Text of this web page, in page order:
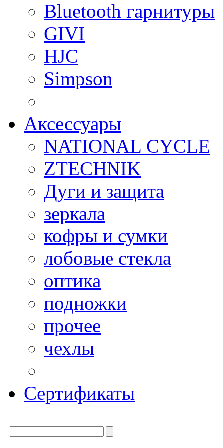
Bluetooth гарнитуры
GIVI
HJC
Simpson
Аксессуары
NATIONAL CYCLE
ZTECHNIK
Дуги и защита
зеркала
кофры и сумки
лобовые стекла
оптика
подножки
прочее
чехлы
Сертификаты